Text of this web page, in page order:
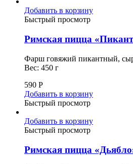
Добавить в корзину
Быстрый просмотр
Римская пицца
Фарш говяжий пикантный,
Вес: 450 г
590 Р
Добавить в корзину
Быстрый просмотр
Добавить в корзину
Быстрый просмотр
Римская пицца